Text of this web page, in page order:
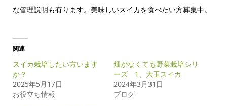
な管理説明も有ります。美味しいスイカを食べたい方募集中。
関連
スイカ栽培したい方います
か？
2025年5月17日
お役立ち情報
畑がなくても野菜栽培シリ
ーズ 1、大玉スイカ
2024年3月31日
ブログ